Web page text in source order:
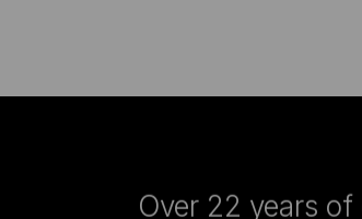
Over 22 years